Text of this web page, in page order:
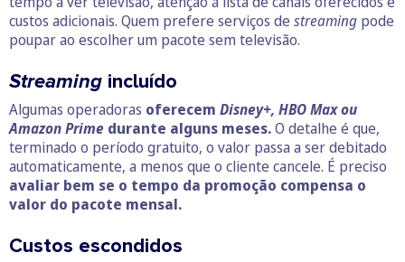
custos adicionais. Quem prefere serviços de streaming pode
poupar ao escolher um pacote sem televisão.
Streaming incluído
Algumas operadoras oferecem Disney+, HBO Max ou
Amazon Prime durante alguns meses.O detalhe é que,
terminado o período gratuito, o valor passa a ser debitado
automaticamente, a menos que o cliente cancele. É preciso
avaliar bem se o tempo da promoção compensa o
valor do pacote mensal.
Custos escondidos